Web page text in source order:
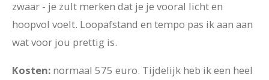
zwaar - je zult merken dat je je vooral licht en
hoopvol voelt. Loopafstand en tempo pas ik aan aan
wat voor jou prettig is.
Kosten: normaal 575 euro. Tijdelijk heb ik een heel